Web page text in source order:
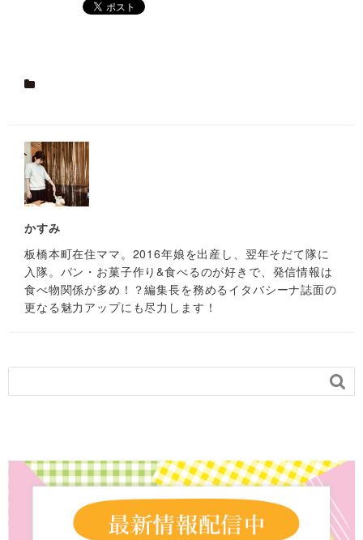
かすみ
板橋本町在住ママ。2016年娘を出産し、翌年そだて隊に
入隊。パン・お菓子作り&食べるのが好きで、発信情報は
食べ物関係が多め！？編集長を務めるイタバシーナ誌面の
更なる魅力アップにも尽力します！
